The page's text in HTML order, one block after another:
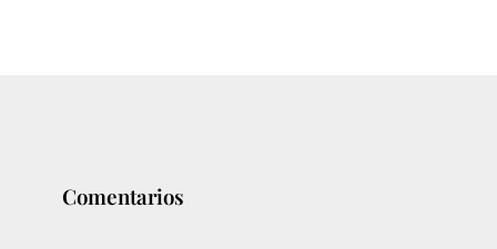
Comentarios